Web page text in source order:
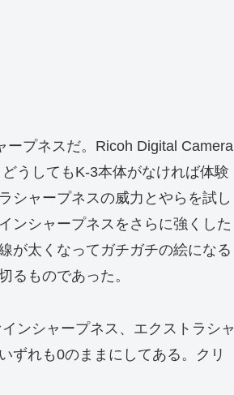
ープネスだ。Ricoh Digital Camera
うしてもK-3本体がなければ体験
シャープネスの威力とやらを試し
ンシャープネスをさらに強くした
が太くなってガチガチの絵になる
るものであった。
ンシャープネス、エクストラシャ
ずれも0のままにしてある。クリ